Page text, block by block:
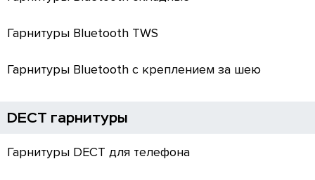
Гарнитуры Bluetooth TWS
Гарнитуры Bluetooth с креплением за шею
DECT гарнитуры
Гарнитуры DECT для телефона